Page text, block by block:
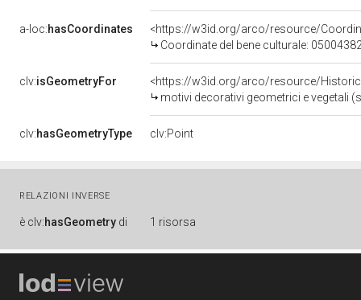
a-loc:hasCoordinates
<https://w3id.org/arco/resource/
Coordinate del bene culturale:
clv:isGeometryFor
<https://w3id.org/arco/resource/
motivi decorativi geometrici e vegetali
clv:hasGeometryType clv:Point
RELAZIONI INVERSE
è clv:hasGeometry di 1 risorsa